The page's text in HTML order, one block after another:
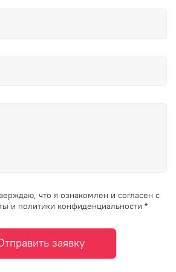
что я ознакомлен и согласен с
и политики конфиденциальности *
заявку